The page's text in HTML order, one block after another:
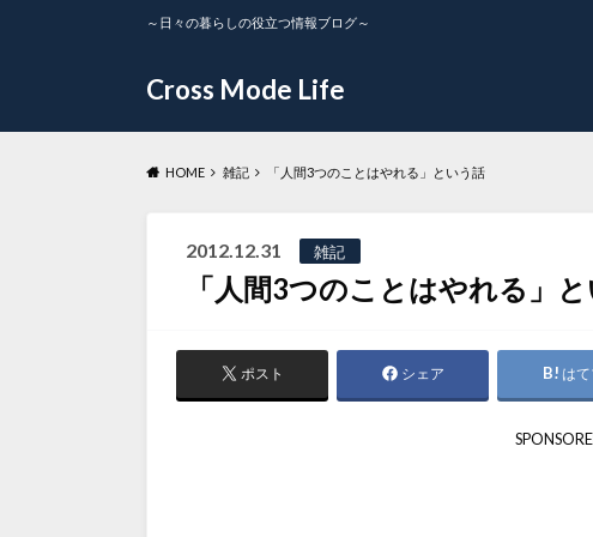
Cross Mode Life
～日々の暮らしの役立つ情報ブログ～
HOME 雑記 「人間3つのことはやれる」という話
2012.12.31 雑記
「人間3つのことはやれる」
ポスト シェア は